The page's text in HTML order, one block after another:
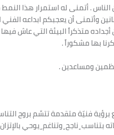
. أتمنى له استمرار هذا النمط
وأتمنى أن يعجبكم ابداعه
متذكراً البيئة التي عاش
بها مشكوراً .
ومساعدين .
فنيّة متقدمة تتسِّم بروح
بتناسب ٍ ناجح ٍ وتناغم ٍ يوحي